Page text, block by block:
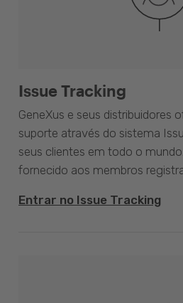
Issue Tracking
GeneXus e seus distribuidores
suporte através do sistema
seus clientes em todo o
fornecido aos membros
Entrar no Issue Tracking